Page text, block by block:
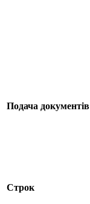
Подача документів
Строк